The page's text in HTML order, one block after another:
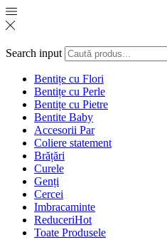
Search input
Bentițe cu Flori
Bentițe cu Perle
Bentițe cu Pietre
Bentite Baby
Accesorii Par
Coliere statement
Brățări
Curele
Genți
Cercei
Imbracaminte
ReduceriHot
Toate Produsele